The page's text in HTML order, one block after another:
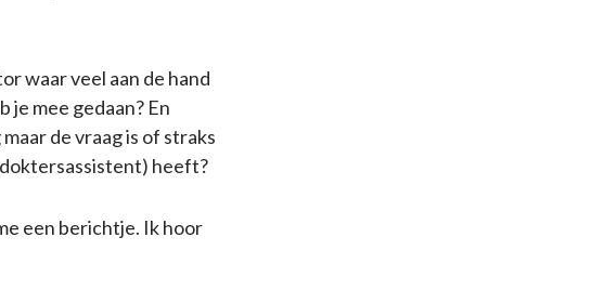
waar veel aan de hand
je mee gedaan? En
de vraag is of straks
heeft?
een berichtje. Ik hoor